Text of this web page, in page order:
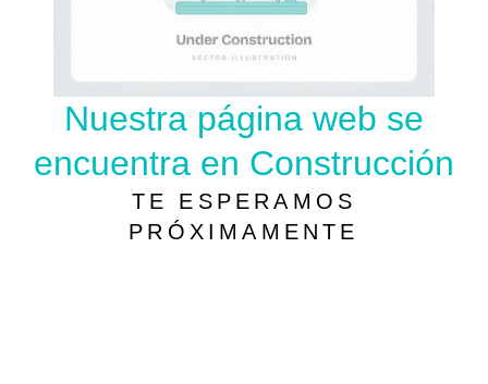
Nuestra página web se
encuentra en Construcción
TE ESPERAMOS
PRÓXIMAMENTE